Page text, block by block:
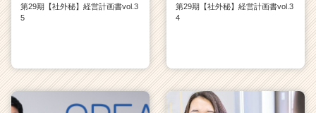
第29期【社外秘】経営計画書vol.3
5
第29期【社外秘】経営計画書vol.3
4